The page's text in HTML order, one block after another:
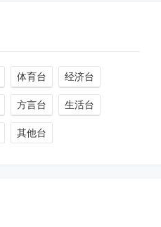
体育台 经济台
方言台 生活台
其他台